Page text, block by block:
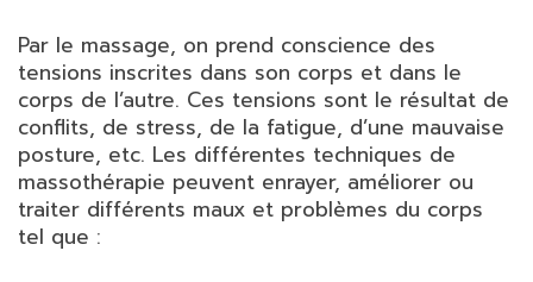
Par le massage, on prend conscience des
tensions inscrites dans son corps et dans le
corps de l’autre. Ces tensions sont le résultat de
conflits, de stress, de la fatigue, d’une mauvaise
posture, etc. Les différentes techniques de
massothérapie peuvent enrayer, améliorer ou
traiter différents maux et problèmes du corps
tel que :